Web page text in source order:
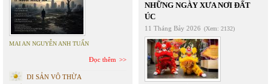
MAI AN NGUYỄN ANH TUẤN
Đọc thêm
DI SẢN VÔ THỪA
NHỮNG NGÀY XƯA NƠI ĐẤT
ÚC
11 Tháng Bảy 2026 (Xem: 2132)